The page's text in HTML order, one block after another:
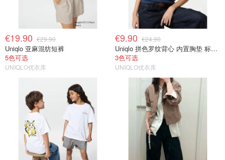
€19.90 €29.90
Uniqlo 亚麻混纺短裤
5色可选
UNIQLO优衣库
€9.90 €24.90
Uniqlo 拼色罗纹背心 内置胸垫 标准款
3色可选
UNIQLO优衣库